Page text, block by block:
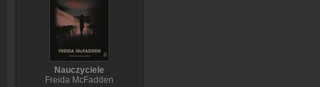
Nauczyciele
Freida McFadden